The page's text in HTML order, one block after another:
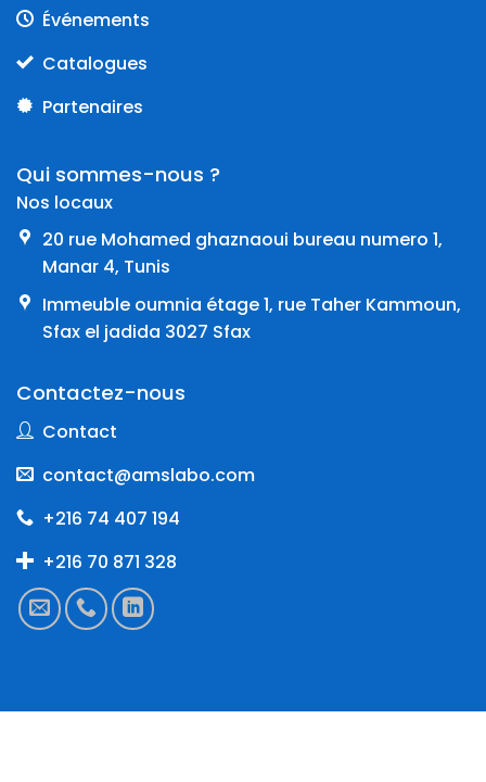
Événements
Catalogues
Partenaires
Qui sommes-nous ?
Nos locaux
20 rue Mohamed ghaznaoui bureau numero 1,
Manar 4, Tunis
Immeuble oumnia étage 1, rue Taher Kammoun,
Sfax el jadida 3027 Sfax
Contactez-nous
Contact
contact@amslabo.com
+216 74 407 194
+216 70 871 328